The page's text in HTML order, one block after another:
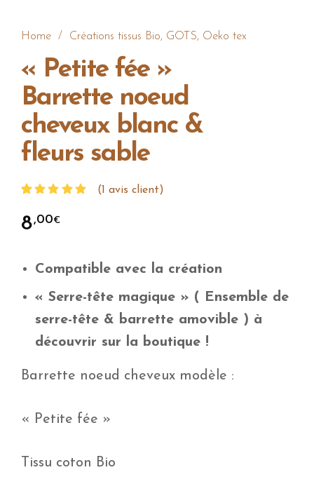
Home / Créations tissus Bio, GOTS, Oeko tex
« Petite fée »
Barrette noeud
cheveux blanc &
fleurs sable
sur 5
basé sur
(1 avis client)
8,00€
Compatible avec la création
« Serre-tête magique » ( Ensemble de
serre-tête & barrette amovible ) à
découvrir sur la boutique !
Barrette noeud cheveux modèle :
« Petite fée »
Tissu coton Bio